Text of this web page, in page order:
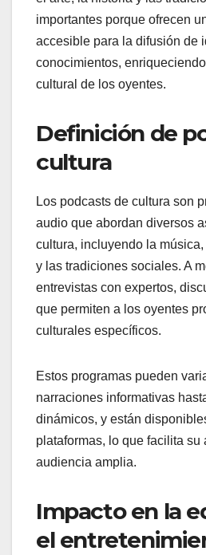
importantes porque ofrecen
accesible para la difusión de
conocimientos,
cultural de los oyentes.
Definición de
cultura
Los podcasts de cultura son
audio que abordan diversos
cultura, incluyendo la
y las tradiciones sociales. A
entrevistas con expertos,
que permiten a los oyentes
culturales específicos.
Estos programas pueden
narraciones informativas
dinámicos, y están
plataformas, lo que facilita su
audiencia amplia.
Impacto en la
el